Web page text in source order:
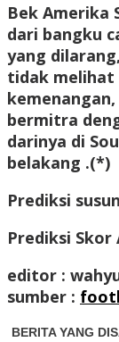
Bek Amerika
dari bangku
yang
tidak melihat
bermitra
darinya di
belakang .(*)
Prediksi
Prediksi Skor
editor :
sumber :